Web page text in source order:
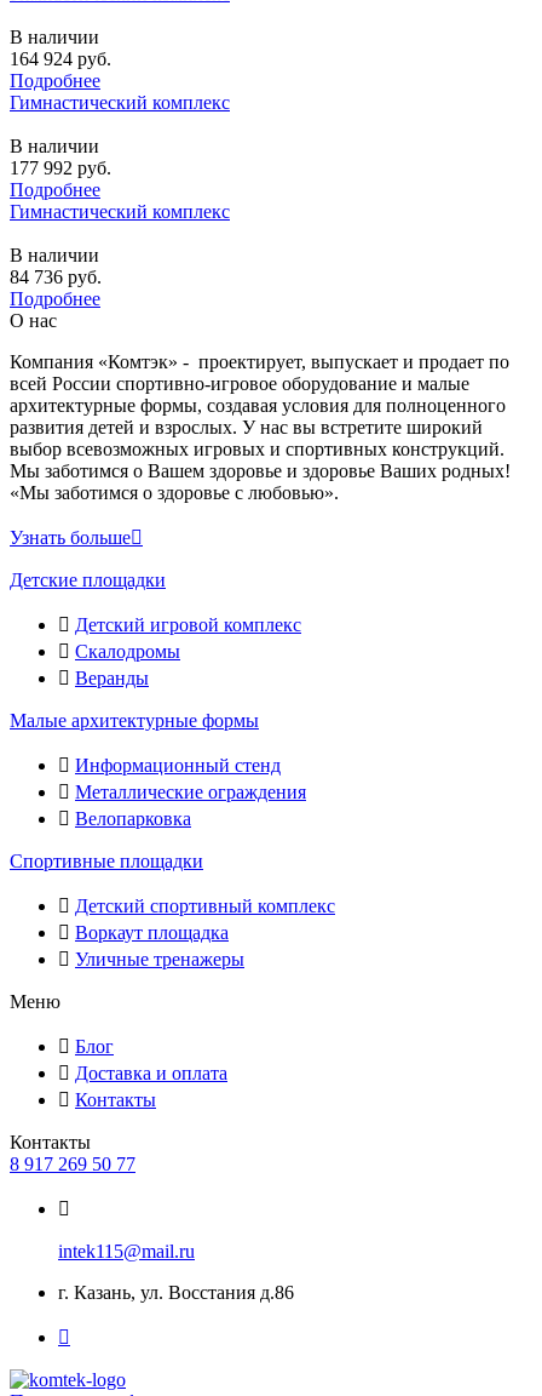
В наличии
164 924 руб.
Подробнее
Гимнастический комплекс
В наличии
177 992 руб.
Подробнее
Гимнастический комплекс
В наличии
84 736 руб.
Подробнее
О нас
Компания «Комтэк» - проектирует, выпускает и продает по
всей России спортивно-игровое оборудование и малые
архитектурные формы, создавая условия для полноценного
развития детей и взрослых. У нас вы встретите широкий
выбор всевозможных игровых и спортивных конструкций.
Мы заботимся о Вашем здоровье и здоровье Ваших родных!
«Мы заботимся о здоровье с любовью».
Узнать больше
Детские площадки
Детский игровой комплекс
Скалодромы
Веранды
Малые архитектурные формы
Информационный стенд
Металлические ограждения
Велопарковка
Спортивные площадки
Детский спортивный комплекс
Воркаут площадка
Уличные тренажеры
Меню
Блог
Доставка и оплата
Контакты
Контакты
8 917 269 50 77
intek115@mail.ru
г. Казань, ул. Восстания д.86